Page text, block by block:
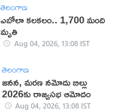
తెలంగాణ
ఎబోలా కలకలం.. 1,700 మంది
మృతి
Aug 04, 2026, 13:08 IST
తెలంగాణ
జనన, మరణ నమోదు బిల్లు
2026కు రాజ్యసభ ఆమోదం
Aug 04, 2026, 13:08 IST